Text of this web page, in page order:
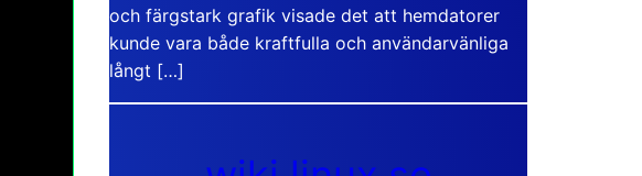
och färgstark grafik visade det att hemdatorer
kunde vara både kraftfulla och användarvänliga
långt […]